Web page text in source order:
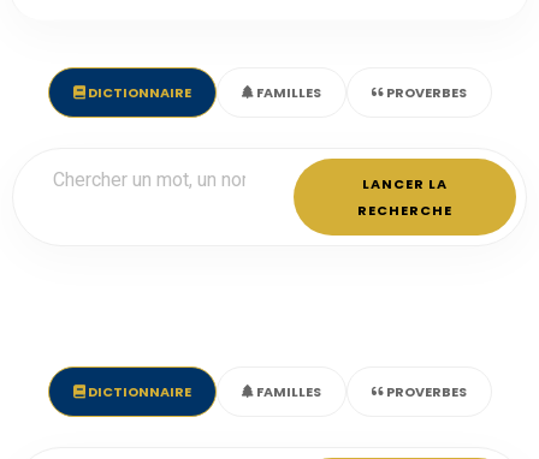
DICTIONNAIRE FAMILLES PROVERBES
LANCER LA
RECHERCHE
DICTIONNAIRE FAMILLES PROVERBES